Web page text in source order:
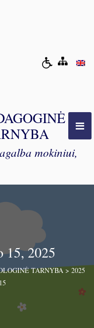
mokiniui,
15, 2025
TARNYBA> 2025
15